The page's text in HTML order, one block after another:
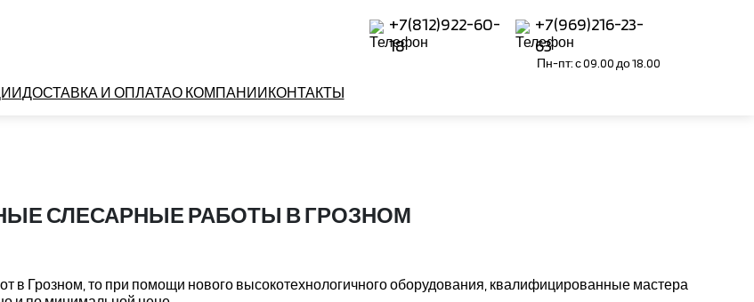
+7(812)922-60-
18
+7(969)216-23-
63
Пн-пт: с 09.00 до 18.00
ДОСТАВКА И ОПЛАТАО КОМПАНИИКОНТАКТЫ
СЛЕСАРНЫЕ РАБОТЫ В ГРОЗНОМ
в Грозном, то при помощи нового высокотехнологичного оборудования, квалифицированные мастера